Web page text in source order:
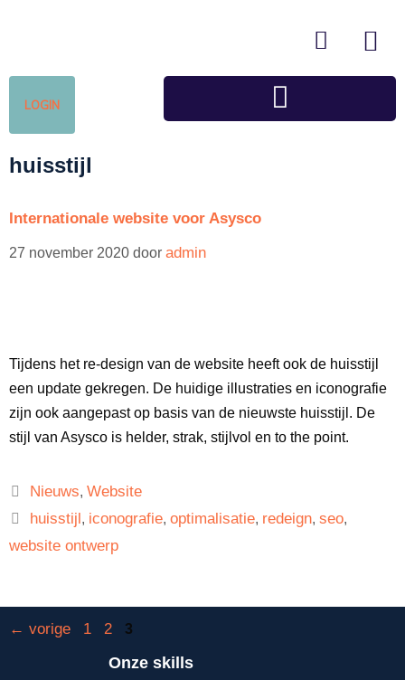
LOGIN
huisstijl
Internationale website voor Asysco
27 november 2020 door admin
Tijdens het re-design van de website heeft ook de huisstijl
een update gekregen. De huidige illustraties en iconografie
zijn ook aangepast op basis van de nieuwste huisstijl. De
stijl van Asysco is helder, strak, stijlvol en to the point.
Nieuws, Website
huisstijl, iconografie, optimalisatie, redeign, seo,
website ontwerp
← vorige 1 2 3
Onze skills